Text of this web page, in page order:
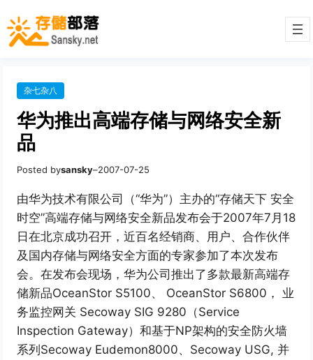
杂七杂八
华为推出高端存储与网络安全新
品
Posted bysansky–2007-07-25
由华为技术有限公司（“华为”）主办的“存储天下 安全
时空”高端存储与网络安全新品发布会于2007年7月18
日在北京成功召开，近百名经销商、用户、合作伙伴
及国内存储与网络安全方面的专家参加了本次发布
会。在发布会现场，华为公司推出了多款最新高端存
储新品OceanStor S5100、 OceanStor S6800， 业
务监控网关 Secoway SIG 9280（Service
Inspection Gateway）和基于NP架构的安全防火墙
系列Secoway Eudemon8000、Secoway USG, 并